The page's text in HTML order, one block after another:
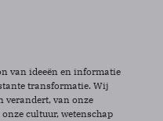
van ideeën en informatie
transformatie. Wij
verandert, van onze
cultuur, wetenschap